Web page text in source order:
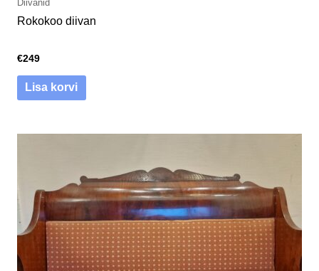
Diivanid
Rokokoo diivan
€249
Lisa korvi